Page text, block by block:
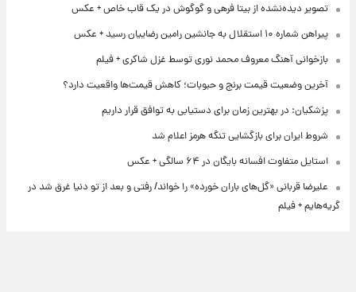
تصویر دیده‌نشده از بیتا فرهی و گوگوش در یک قاب خاص + عکس
پیراهن شماره ۱۰ استقلال به جانشین رامین رضاییان رسید + عکس
بازخوانی آهنگ معروف محمد نوری توسط غزل شاکری + فیلم
آخرین وضعیت قیمت برنج و حبوبات؛ کاهش قیمت‌ها واقعیت دارد؟
پزشکیان: در بهترین زمان برای دستیابی به توافق قرار داریم
شروط ایران برای بازگشایی تنگه هرمز اعلام شد
استایل متفاوت افسانه بایگان در ۶۴ سالگی + عکس
علیرضا قربانی «گل‌های باران خورده» را خواند/ رفتی و بعد از تو دنیا غرق شد در
گریه‌هایم + فیلم